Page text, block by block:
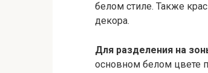
белом стиле. Также
декора.
Для разделения на
основном белом цвете